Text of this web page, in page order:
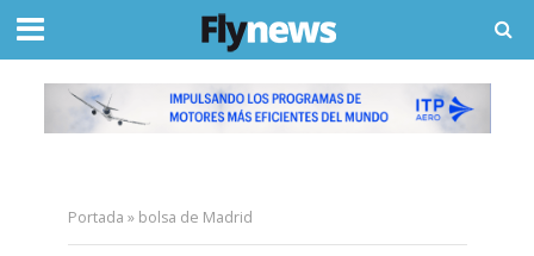
Portada » bolsa de Madrid